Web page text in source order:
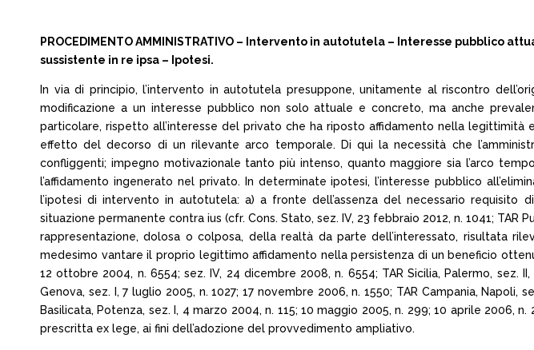
PROCEDIMENTO AMMINISTRATIVO – Intervento in autotutela – Interesse pubblico
sussistente in re ipsa – Ipotesi.
In via di principio, l’intervento in autotutela presuppone, unitamente al riscontro
modificazione a un interesse pubblico non solo attuale e concreto, ma anche
particolare, rispetto all’interesse del privato che ha riposto affidamento nella
effetto del decorso di un rilevante arco temporale. Di qui la necessità che
confliggenti; impegno motivazionale tanto più intenso, quanto maggiore sia l’arco
l’affidamento ingenerato nel privato. In determinate ipotesi, l’interesse pubblico
l’ipotesi di intervento in autotutela: a) a fronte dell’assenza del necessario
situazione permanente contra ius (cfr. Cons. Stato, sez. IV, 23 febbraio 2012, n. 1041;
rappresentazione, dolosa o colposa, della realtà da parte dell’interessato, risultata
medesimo vantare il proprio legittimo affidamento nella persistenza di un beneficio
12 ottobre 2004, n. 6554; sez. IV, 24 dicembre 2008, n. 6554; TAR Sicilia, Palermo, sez.
Genova, sez. I, 7 luglio 2005, n. 1027; 17 novembre 2006, n. 1550; TAR Campania, Napoli,
Basilicata, Potenza, sez. I, 4 marzo 2004, n. 115; 10 maggio 2005, n. 299; 10 aprile
prescritta ex lege, ai fini dell’adozione del provvedimento ampliativo.